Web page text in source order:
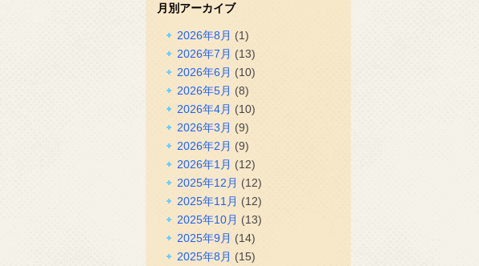
月別アーカイブ
2026年8月 (1)
2026年7月 (13)
2026年6月 (10)
2026年5月 (8)
2026年4月 (10)
2026年3月 (9)
2026年2月 (9)
2026年1月 (12)
2025年12月 (12)
2025年11月 (12)
2025年10月 (13)
2025年9月 (14)
2025年8月 (15)